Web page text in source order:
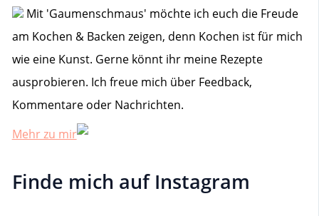
h
:
Mit 'Gaumenschmaus' möchte ich euch die Freude
am Kochen & Backen zeigen, denn Kochen ist für mich
wie eine Kunst. Gerne könnt ihr meine Rezepte
ausprobieren. Ich freue mich über Feedback,
Kommentare oder Nachrichten.
Mehr zu mir
Finde mich auf Instagram